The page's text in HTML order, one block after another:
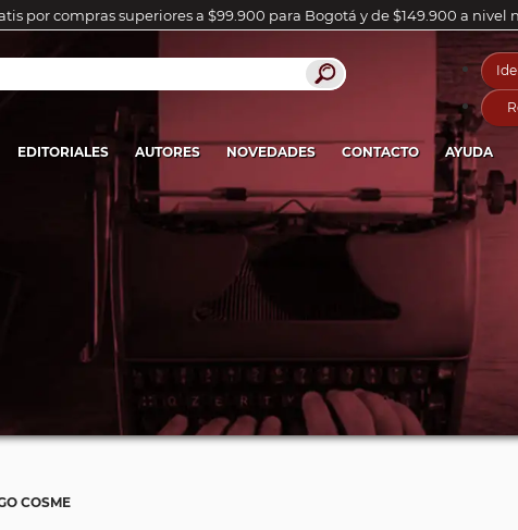
por compras superiores a $99.900 para Bogotá y de $149.900 a nivel
EDITORIALES AUTORES NOVEDADES CONTACTO AYUDA
COSME